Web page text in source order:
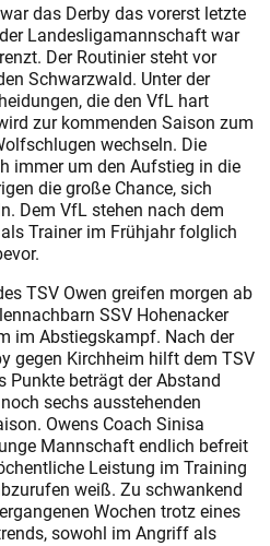
das Derby das vorerst letzte
Landesligamannschaft war
Der Routinier steht vor
Schwarzwald. Unter der
die den VfL hart
zur kommenden Saison zum
wechseln. Die
immer um den Aufstieg in die
die große Chance, sich
Dem VfL stehen nach dem
Trainer im Frühjahr folglich
TSV Owen greifen morgen ab
SSV Ho­henacker
im Abstiegskampf. Nach der
gegen Kirchheim hilft dem TSV
Punkte beträgt der Abstand
sechs ausstehenden
Owens Coach Sinisa
Mannschaft endlich befreit
Leistung im Training
weiß. Zu schwankend
Wochen trotz eines
sowohl im Angriff als